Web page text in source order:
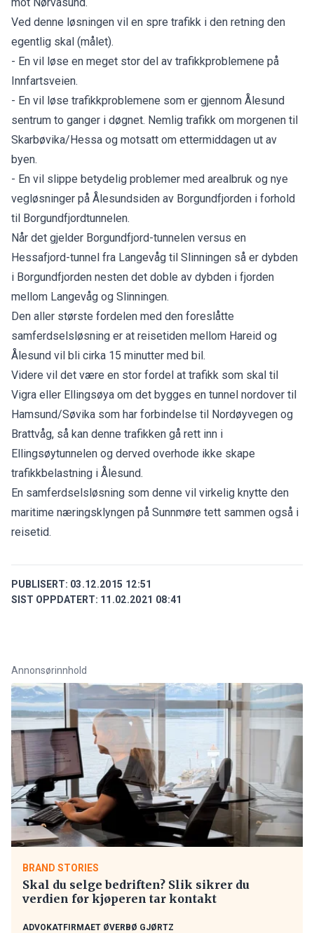
Ved denne løsningen vil en spre trafikk i den retning den
egentlig skal (målet).
- En vil løse en meget stor del av trafikkproblemene på
Innfartsveien.
- En vil løse trafikkproblemene som er gjennom Ålesund
sentrum to ganger i døgnet. Nemlig trafikk om morgenen til
Skarbøvika/Hessa og motsatt om ettermiddagen ut av
byen.
- En vil slippe betydelig problemer med arealbruk og nye
vegløsninger på Ålesundsiden av Borgundfjorden i forhold
til Borgundfjordtunnelen.
Når det gjelder Borgundfjord-tunnelen versus en
Hessafjord-tunnel fra Langevåg til Slinningen så er dybden
i Borgundfjorden nesten det doble av dybden i fjorden
mellom Langevåg og Slinningen.
Den aller største fordelen med den foreslåtte
samferdselsløsning er at reisetiden mellom Hareid og
Ålesund vil bli cirka 15 minutter med bil.
Videre vil det være en stor fordel at trafikk som skal til
Vigra eller Ellingsøya om det bygges en tunnel nordover til
Hamsund/Søvika som har forbindelse til Nordøyvegen og
Brattvåg, så kan denne trafikken gå rett inn i
Ellingsøytunnelen og derved overhode ikke skape
trafikkbelastning i Ålesund.
En samferdselsløsning som denne vil virkelig knytte den
maritime næringsklyngen på Sunnmøre tett sammen også i
reisetid.
PUBLISERT: 03.12.2015 12:51
SIST OPPDATERT: 11.02.2021 08:41
Annonsørinnhold
BRAND STORIES
Skal du selge bedriften? Slik sikrer du
verdien før kjøperen tar kontakt
ADVOKATFIRMAET ØVERBØ GJØRTZ